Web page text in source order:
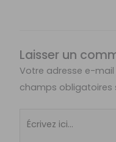
Laisser un
Votre adresse e-
champs obligatoires
Écrivez